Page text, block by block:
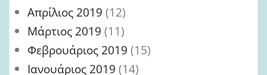
Απρίλιος 2019 (12)
Μάρτιος 2019 (11)
Φεβρουάριος 2019 (15)
Ιανουάριος 2019 (14)